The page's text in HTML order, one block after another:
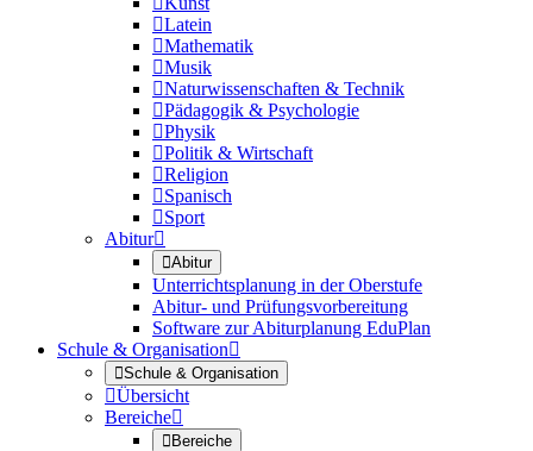
Latein
Mathematik
Musik
Naturwissenschaften & Technik
Pädagogik & Psychologie
Physik
Politik & Wirtschaft
Religion
Spanisch
Sport
Abitur
Abitur
Unterrichtsplanung in der Oberstufe
Abitur- und Prüfungsvorbereitung
Software zur Abiturplanung EduPlan
Schule & Organisation
Schule & Organisation
Übersicht
Bereiche
Bereiche